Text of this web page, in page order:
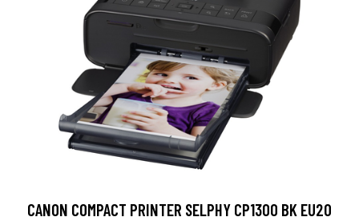
CANON COMPACT PRINTER SELPHY CP1300 BK EU20